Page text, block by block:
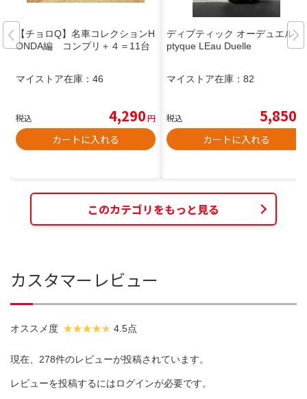
【チョロQ】名車コレクションH
ONDA編 コンプリ＋４＝11台
マイストア在庫： 46
税込 4,290円
カートに入れる
ディプティック オーデュエル di
ptyque LEau Duelle
マイストア在庫： 82
税込 5,850
カートに入れる
このカテゴリをもっと見る
カスタマーレビュー
オススメ度 4.5点
現在、278件のレビューが投稿されています。
レビューを投稿するにはログインが必要です。